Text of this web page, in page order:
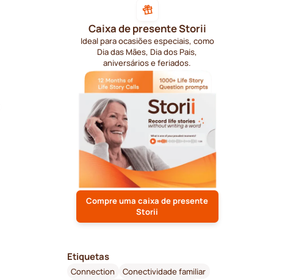
Caixa de presente Storii
Ideal para ocasiões especiais, como
Dia das Mães, Dia dos Pais,
aniversários e feriados.
Compre uma caixa de presente
Storii
Etiquetas
Connection
Conectividade familiar